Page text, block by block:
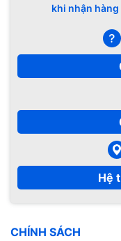
khi nhận hàng
Hệ
CHÍNH SÁCH